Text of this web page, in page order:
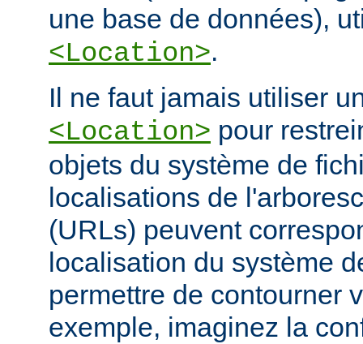
une base de données),
<Location>.
Il ne faut jamais utiliser
<Location> pour
objets du système de
localisations de
(URLs) peuvent
localisation du système
permettre de contourner
exemple, imaginez la